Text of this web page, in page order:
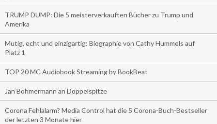
TRUMP DUMP: Die 5 meisterverkauften Bücher zu Trump und
Amerika
Mutig, echt und einzigartig: Biographie von Cathy Hummels auf
Platz 1
TOP 20 MC Audiobook Streaming by BookBeat
Jan Böhmermann an Doppelspitze
Corona Fehlalarm? Media Control hat die 5 Corona-Buch-Bestseller
der letzten 3 Monate hier